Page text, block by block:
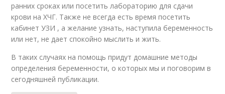
ранних сроках или посетить лабораторию для сдачи
крови на ХЧГ. Также не всегда есть время посетить
кабинет УЗИ , а желание узнать, наступила беременность
или нет, не дает спокойно мыслить и жить.
В таких случаях на помощь придут домашние методы
определения беременности, о которых мы и поговорим в
сегодняшней публикации.